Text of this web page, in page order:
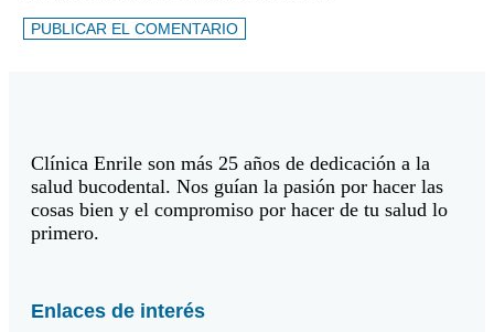
Clínica Enrile son más 25 años de dedicación a la
salud bucodental. Nos guían la pasión por hacer las
cosas bien y el compromiso por hacer de tu salud lo
primero.
Enlaces de interés